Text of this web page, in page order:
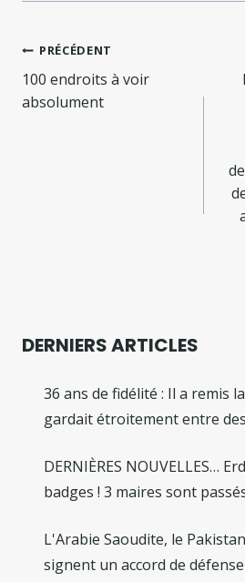
Navigation
de
PRÉCÉDENT
100 endroits à voir
absolument
DERNIERS ARTICLES
36 ans de fidélité : Il a remis
gardait étroitement entre
DERNIÈRES NOUVELLES…
badges ! 3 maires sont
L'Arabie Saoudite, le
signent un accord de